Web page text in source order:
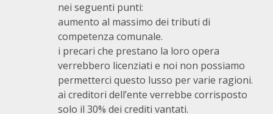
nei seguenti punti:
aumento al massimo dei tributi di
competenza comunale.
i precari che prestano la loro opera
verrebbero licenziati e noi non possiamo
permetterci questo lusso per varie ragioni.
ai creditori dell’ente verrebbe corrisposto
solo il 30% dei crediti vantati.